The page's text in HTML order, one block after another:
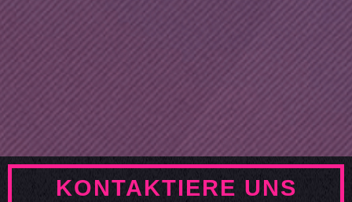
KONTAKTIERE UNS